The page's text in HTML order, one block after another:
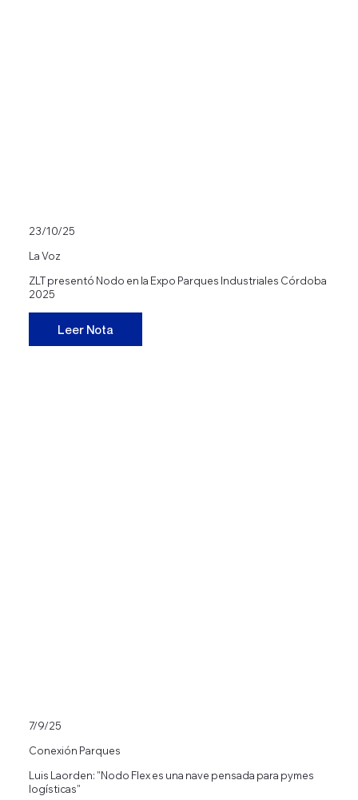
23/10/25
La Voz
ZLT presentó Nodo en la Expo Parques Industriales Córdoba
2025
Leer Nota
7/9/25
Conexión Parques
Luis Laorden: "Nodo Flex es una nave pensada para pymes
logísticas"